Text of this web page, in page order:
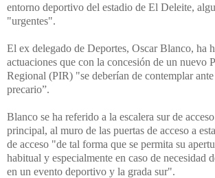
entorno deportivo del estadio de El Deleite,
"urgentes".
El ex delegado de Deportes, Oscar Blanco, ha
actuaciones que con la concesión de un nuevo
Regional (PIR) "se deberían de contemplar ante
precario”.
Blanco se ha referido a la escalera sur de
principal, al muro de las puertas de acceso a
de acceso "de tal forma que se permita su
habitual y especialmente en caso de necesidad
en un evento deportivo y la grada sur".